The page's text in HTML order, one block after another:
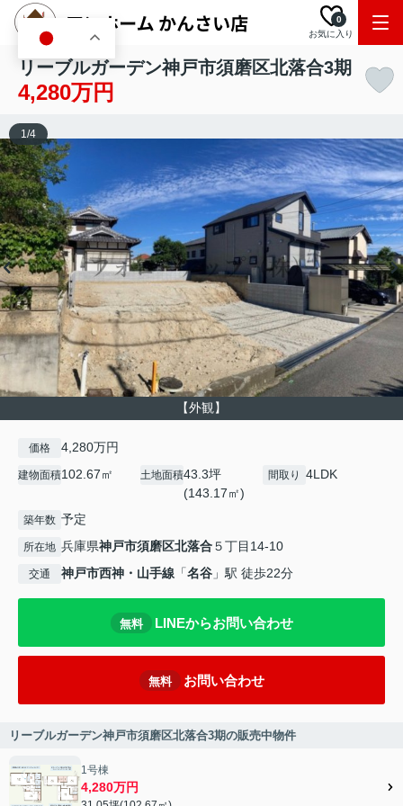
お気に入り
0
リーブルガーデン神戸市須磨区北落合3期
4,280万円
【外観】
1/4
価格 4,280万円
建物面積102.67㎡ 土地面積43.3坪
(143.17㎡)
間取り 4LDK
築年数 予定
所在地 兵庫県神戸市須磨区北落合５丁目14-10
交通 神戸市西神・山手線 「名谷 」駅 徒歩22分
無料 LINEからお問い合わせ
無料 お問い合わせ
リーブルガーデン神戸市須磨区北落合3期の販売中物件
1号棟
4,280万円